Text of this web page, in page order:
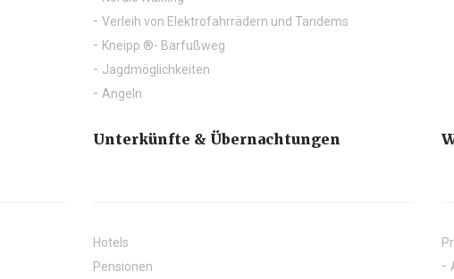
Wanderwege
Aktive Freizeit
Nordic Walking
Verleih von Elektrofahrrädern und Tandems
Jagdmöglichkeiten